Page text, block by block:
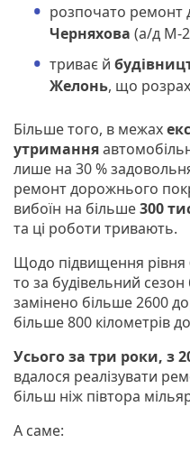
розпочато ремонт
Черняхова (а/д М-
триває й
Желонь, що
Більше того, в межах
утримання
лише на 30 %
ремонт дорожнього
вибоїн на більше300
та ці роботи тривають.
Щодо підвищення рівня
то за будівельний
замінено більше 2600
більше 800 кілометрів
Усього за три роки, з
вдалося реалізувати
більш ніж півтора
А саме: